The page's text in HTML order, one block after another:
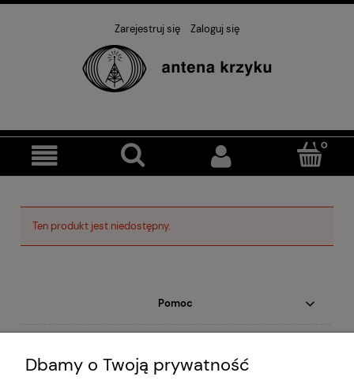
Zarejestruj się Zaloguj się
Ten produkt jest niedostępny.
Pomoc
Dbamy o Twoją prywatność